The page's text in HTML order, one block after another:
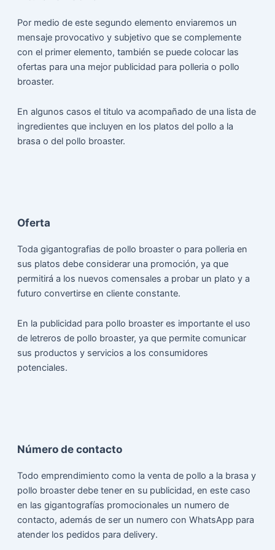
Por medio de este segundo elemento enviaremos un
mensaje provocativo y subjetivo que se complemente
con el primer elemento, también se puede colocar las
ofertas para una mejor publicidad para polleria o pollo
broaster.
En algunos casos el titulo va acompañado de una lista de
ingredientes que incluyen en los platos del pollo a la
brasa o del pollo broaster.
Oferta
Toda gigantografias de pollo broaster o para polleria en
sus platos debe considerar una promoción, ya que
permitirá a los nuevos comensales a probar un plato y a
futuro convertirse en cliente constante.
En la publicidad para pollo broaster es importante el uso
de letreros de pollo broaster, ya que permite comunicar
sus productos y servicios a los consumidores
potenciales.
Número de contacto
Todo emprendimiento como la venta de pollo a la brasa y
pollo broaster debe tener en su publicidad, en este caso
en las gigantografías promocionales un numero de
contacto, además de ser un numero con WhatsApp para
atender los pedidos para delivery.